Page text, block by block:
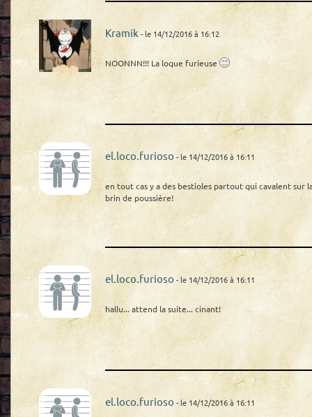
Kramik - le 14/12/2016 à 16:12
NOONNN!!! La loque furieuse
el.loco.furioso - le 14/12/2016 à 16:11
en tout cas y a des bestioles partout qui cavalent sur
brin de poussière!
el.loco.furioso - le 14/12/2016 à 16:11
hallu... attend la suite... cinant!
el.loco.furioso - le 14/12/2016 à 16:11